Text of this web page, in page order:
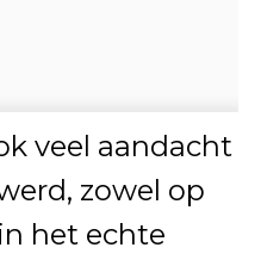
veel aandacht
zowel op
het echte